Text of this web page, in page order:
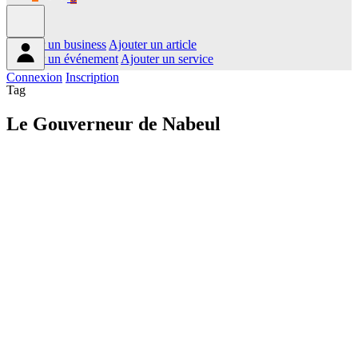
Ajouter un business Ajouter un article
Ajouter un événement Ajouter un service
Connexion Inscription
Tag
Le Gouverneur de Nabeul